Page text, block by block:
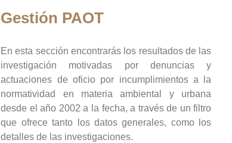
Gestión PAOT
En esta sección encontrarás los resultados de las
investigación motivadas por denuncias y
actuaciones de oficio por incumplimientos a la
normatividad en materia ambiental y urbana
desde el año 2002 a la fecha, a través de un filtro
que ofrece tanto los datos generales, como los
detalles de las investigaciones.